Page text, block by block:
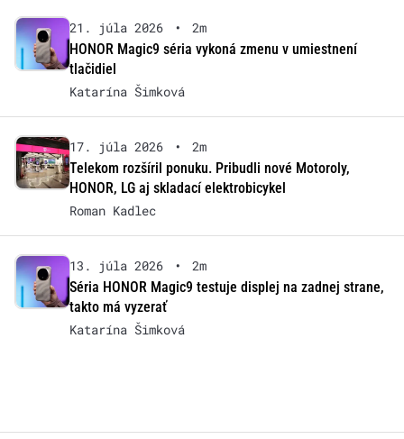
21. júla 2026 •
2m
HONOR Magic9 séria vykoná zmenu v umiestnení
tlačidiel
Katarína Šimková
17. júla 2026 •
2m
Telekom rozšíril ponuku. Pribudli nové Motoroly,
HONOR, LG aj skladací elektrobicykel
Roman Kadlec
13. júla 2026 •
2m
Séria HONOR Magic9 testuje displej na zadnej strane,
takto má vyzerať
Katarína Šimková